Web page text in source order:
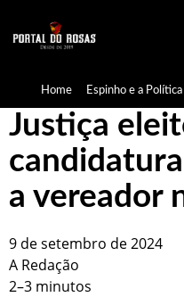
Home Espinho e a Política
Justiça
a vereador
9 de setembro de 2024
A Redação
2–3 minutos